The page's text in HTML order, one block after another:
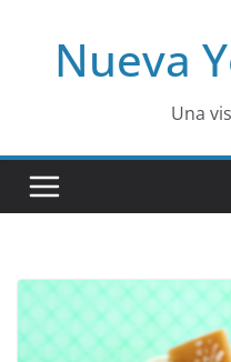
contentNueva
Una